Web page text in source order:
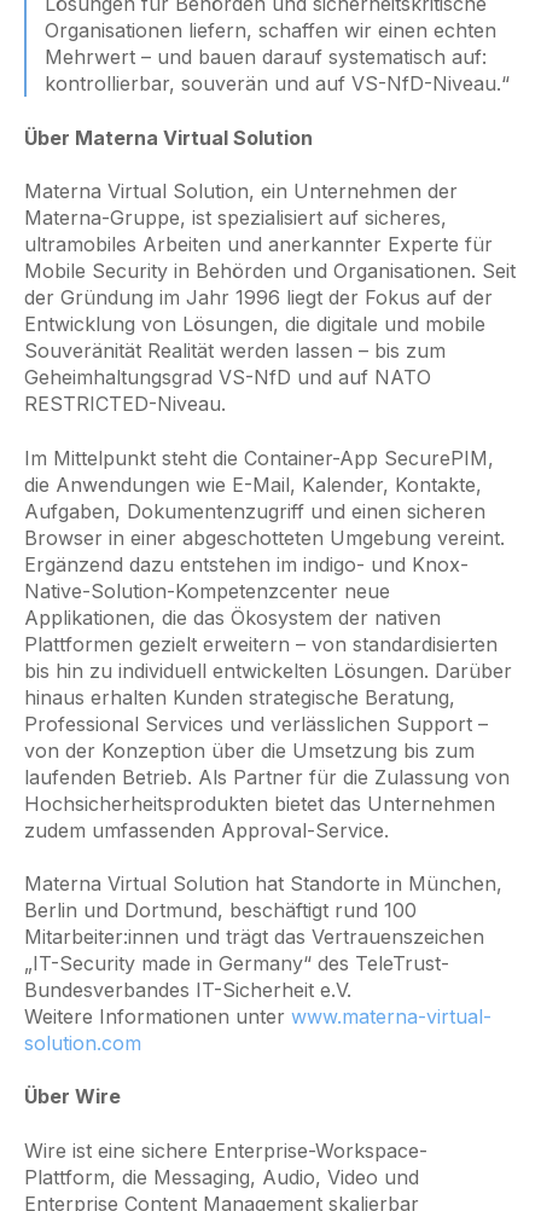
Organisationen liefern, schaffen wir einen echten
Mehrwert – und bauen darauf systematisch auf:
kontrollierbar, souverän und auf VS-NfD-Niveau.“
Über Materna Virtual Solution
Materna Virtual Solution, ein Unternehmen der
Materna-Gruppe, ist spezialisiert auf sicheres,
ultramobiles Arbeiten und anerkannter Experte für
Mobile Security in Behörden und Organisationen. Seit
der Gründung im Jahr 1996 liegt der Fokus auf der
Entwicklung von Lösungen, die digitale und mobile
Souveränität Realität werden lassen – bis zum
Geheimhaltungsgrad VS-NfD und auf NATO
RESTRICTED-Niveau.
Im Mittelpunkt steht die Container-App SecurePIM,
die Anwendungen wie E-Mail, Kalender, Kontakte,
Aufgaben, Dokumentenzugriff und einen sicheren
Browser in einer abgeschotteten Umgebung vereint.
Ergänzend dazu entstehen im indigo- und Knox-
Native-Solution-Kompetenzcenter neue
Applikationen, die das Ökosystem der nativen
Plattformen gezielt erweitern – von standardisierten
bis hin zu individuell entwickelten Lösungen. Darüber
hinaus erhalten Kunden strategische Beratung,
Professional Services und verlässlichen Support –
von der Konzeption über die Umsetzung bis zum
laufenden Betrieb. Als Partner für die Zulassung von
Hochsicherheitsprodukten bietet das Unternehmen
zudem umfassenden Approval-Service.
Materna Virtual Solution hat Standorte in München,
Berlin und Dortmund, beschäftigt rund 100
Mitarbeiter:innen und trägt das Vertrauenszeichen
„IT-Security made in Germany“ des TeleTrust-
Bundesverbandes IT-Sicherheit e.V.
Weitere Informationen unter www.materna-virtual-
solution.com
Über Wire
Wire ist eine sichere Enterprise-Workspace-
Plattform, die Messaging, Audio, Video und
Enterprise Content Management skalierbar